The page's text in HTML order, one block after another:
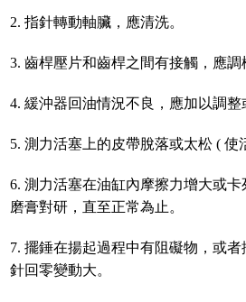
2. 指針轉動軸臟，應清洗。
3. 齒桿壓片和齒桿之間有接觸，應調
4. 緩沖器回油情況不良，應加以調整
5. 測力活塞上的皮帶脫落或太松 ( 使
6. 測力活塞在油缸內摩擦力增大或
磨膏對研，直至正常為止。
7. 擺錘在揚起過程中有阻礙物，或
針回零變動大。